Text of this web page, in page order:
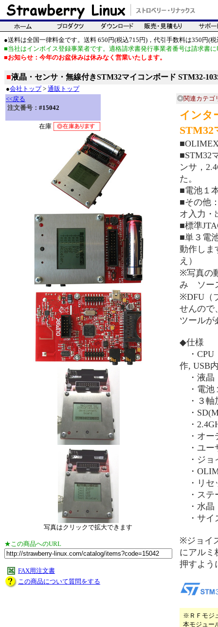
●送料は全国一律料金です。送料 650円(税込715円)，代引手数料は350円(税
■当社はインボイス登録事業者です。適格請求書発行事業者番号は請求書
■お知らせ：今年のお盆休みは休みなく営業いたします。
■液晶・センサ・無線付きSTM32マイコンボード STM32-
●会社トップ> 通販トップ
<<戻る
注文番号： #15042
在庫
写真はクリックで拡大できます
★この商品へのURL
FAX用注文書
この商品について質問をする
◎関連カテゴ
インタ
■STM32
ンサ，
た。
■電池１
■その他
オ入力・
■標準
■単３電
動作しま
え）
※写真の
み ソー
※DFU（
せんので
ツールが
◆仕様
・CPU
作, USB
・液晶
・電池
・３軸
・
・
・オー
・ユー
・ジョ
・
・リセ
・ステ
・水晶
・サイ
※ジョイ
にアルミ
押すよう
※ＲＦモジ
本モジュー